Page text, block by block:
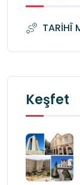
TARİHÎ
Keşfet